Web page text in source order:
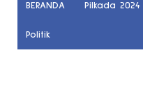
BERANDA Pilkada 2024
Politik